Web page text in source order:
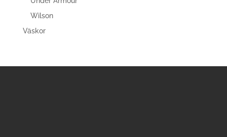
Wilson
Väskor